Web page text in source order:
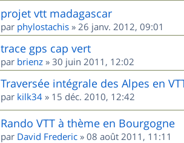
projet vtt madagascar
par phylostachis » 26 janv. 2012, 09:01
trace gps cap vert
par brienz » 30 juin 2011, 12:02
Traversée intégrale des Alpes en
par kilk34 » 15 déc. 2010, 12:42
Rando VTT à thème en Bourgogne
par David Frederic » 08 août 2011, 11:11